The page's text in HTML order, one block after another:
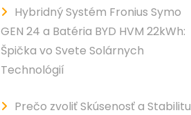
Hybridný Systém Fronius Symo
GEN 24 a Batéria BYD HVM 22kWh:
Špička vo Svete Solárnych
Technológií
Prečo zvoliť Skúsenosť a Stabilitu